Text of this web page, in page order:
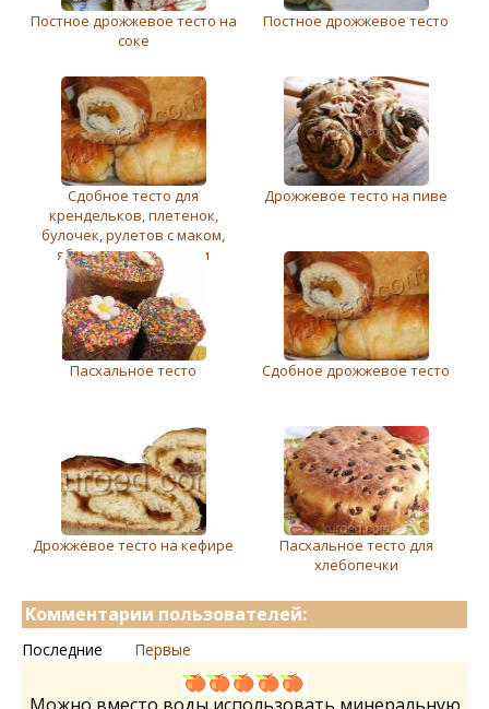
Постное дрожжевое тесто на
соке
Постное дрожжевое тесто
Сдобное тесто для
крендельков, плетенок,
булочек, рулетов с маком,
яблоками, творогом и
орехами
Дрожжевое тесто на пиве
Пасхальное тесто Сдобное дрожжевое тесто
Дрожжевое тесто на кефире
Пасхальное тесто для
хлебопечки
Комментарии пользователей:
Последние Первые
Можно вместо воды использовать минеральную